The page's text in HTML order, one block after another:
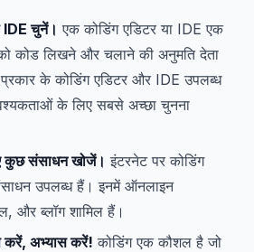
IDE चुनें। एक कोडिंग एडिटर या IDE एक
कोड लिखने और चलाने की अनुमति देता
के कोडिंग एडिटर और IDE उपलब्ध
के लिए सबसे अच्छा चुनना
कुछ संसाधन खोजें। इंटरनेट पर कोडिंग
उपलब्ध हैं। इनमें ऑनलाइन
और ब्लॉग शामिल हैं।
करें, अभ्यास करें! कोडिंग एक कौशल है जो